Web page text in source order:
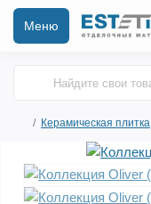
Меню
Керамическая плитка